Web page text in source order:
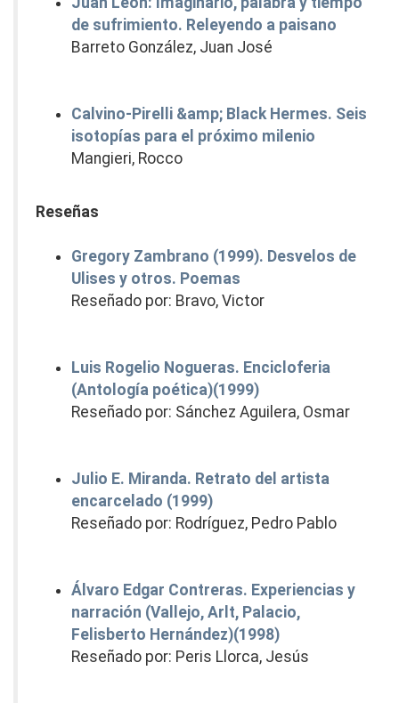
de sufrimiento. Releyendo a paisano
Barreto González, Juan José
Calvino-Pirelli &amp; Black Hermes. Seis
isotopías para el próximo milenio
Mangieri, Rocco
Reseñas
Gregory Zambrano (1999). Desvelos de
Ulises y otros. Poemas
Reseñado por: Bravo, Victor
Luis Rogelio Nogueras. Encicloferia
(Antología poética)(1999)
Reseñado por: Sánchez Aguilera, Osmar
Julio E. Miranda. Retrato del artista
encarcelado (1999)
Reseñado por: Rodríguez, Pedro Pablo
Álvaro Edgar Contreras. Experiencias y
narración (Vallejo, Arlt, Palacio,
Felisberto Hernández)(1998)
Reseñado por: Peris Llorca, Jesús